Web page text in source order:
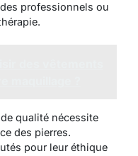
professionnels ou
qualité nécessite
des pierres.
pour leur éthique